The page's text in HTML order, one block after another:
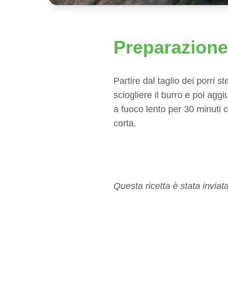
Preparazione
Partire dal taglio dei porri
sciogliere il burro e poi
a fuoco lento per 30 minuti
corta.
Questa ricetta è stata